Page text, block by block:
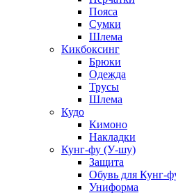
Пояса
Сумки
Шлема
Кикбоксинг
Брюки
Одежда
Трусы
Шлема
Кудо
Кимоно
Накладки
Кунг-фу (У-шу)
Защита
Обувь для Кунг-
Униформа